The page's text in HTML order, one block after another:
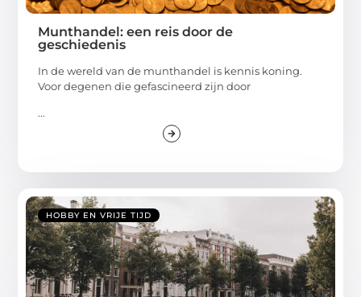
Munthandel: een reis door de
geschiedenis
In de wereld van de munthandel is kennis koning.
Voor degenen die gefascineerd zijn door
...
HOBBY EN VRIJE TIJD